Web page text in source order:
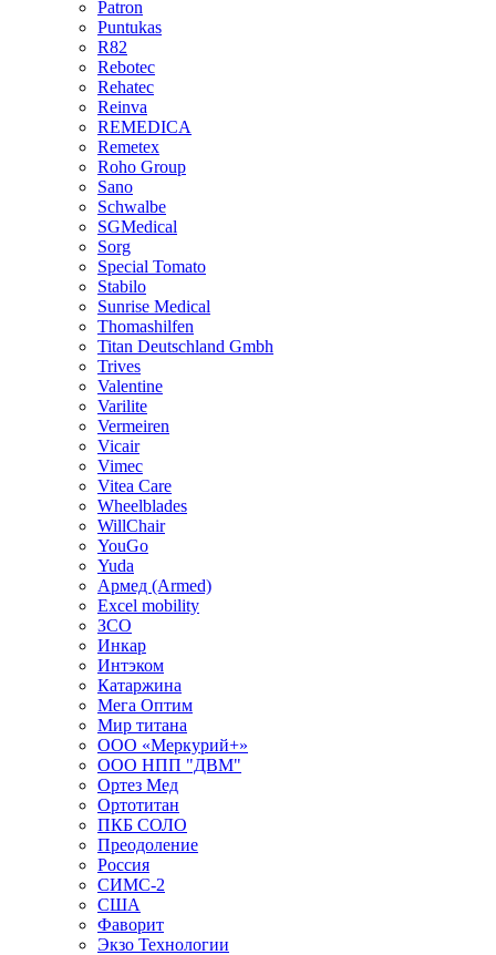
Patron
Puntukas
R82
Rebotec
Rehatec
Reinva
REMEDICA
Remetex
Roho Group
Sano
Schwalbe
SGMedical
Sorg
Special Tomato
Stabilo
Sunrise Medical
Thomashilfen
Titan Deutschland Gmbh
Trives
Valentine
Varilite
Vermeiren
Vicair
Vimec
Vitea Care
Wheelblades
WillChair
YouGo
Yuda
Армед (Armed)
Еxcel mobility
ЗСО
Инкар
Интэком
Катаржина
Мега Оптим
Мир титана
ООО «Меркурий+»
ООО НПП "ДВМ"
Ортез Мед
Ортотитан
ПКБ СОЛО
Преодоление
Россия
СИМС-2
США
Фаворит
Экзо Технологии